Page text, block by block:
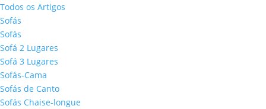
Todos os Artigos
Sofás
Sofás
Sofá 2 Lugares
Sofá 3 Lugares
Sofás-Cama
Sofás de Canto
Sofás Chaise-longue